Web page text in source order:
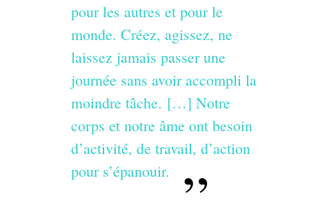
pour les autres et pour le
monde. Créez, agissez, ne
laissez jamais passer une
journée sans avoir accompli la
moindre tâche. […] Notre
corps et notre âme ont besoin
d’activité, de travail, d’action
pour s’épanouir.